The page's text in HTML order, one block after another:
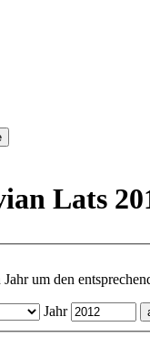
Lats
um den
Jahr